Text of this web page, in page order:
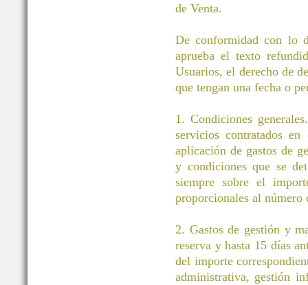
de Venta.
De conformidad con lo
aprueba el texto
Usuarios, el derecho de
que tengan una fecha o
1. Condiciones
servicios contratados
aplicación de gastos de
y condiciones que se
siempre sobre el
proporcionales al número
2. Gastos de gestión y
reserva y hasta 15 días
del importe
administrativa, gestión